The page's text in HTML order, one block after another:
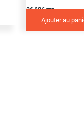
36,60€ TTC
Ajouter au